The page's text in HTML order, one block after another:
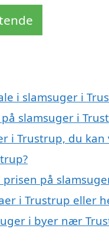
i slamsuger i
slamsuger i
i Trustrup, du
på
i Trustrup eller
i byer nær